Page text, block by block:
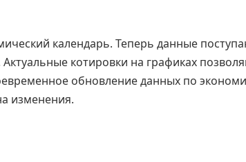
календарь. Теперь данные
котировки на графиках
обновление данных по
изменения.